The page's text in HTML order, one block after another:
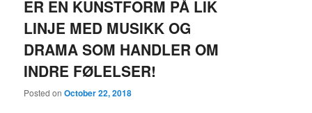
ER EN KUNSTFORM PÅ LIK
LINJE MED MUSIKK OG
DRAMA SOM HANDLER OM
INDRE FØLELSER!
Posted onOctober 22, 2018